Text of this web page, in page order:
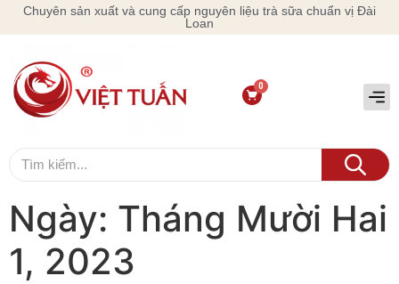
Chuyên sản xuất và cung cấp nguyên liệu trà sữa chuẩn vị Đài
Loan
Ngày: Tháng Mười Hai
1, 2023